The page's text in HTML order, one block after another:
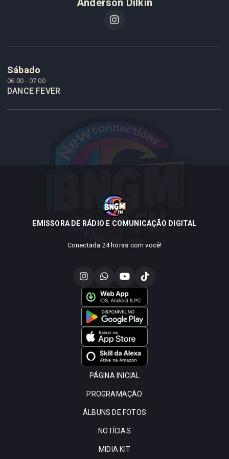
Anderson Dilkin
Sábado
06:00 - 07:00
DANCE FEVER
EMISSORA DE RÁDIO E COMUNICAÇÃO DIGITAL
Conectada 24 horas com você!
PÁGINA INICIAL
PROGRAMAÇÃO
ÁLBUNS DE FOTOS
NOTÍCIAS
MIDIA KIT